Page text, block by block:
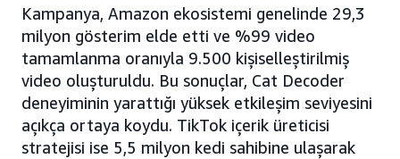
Kampanya, Amazon ekosistemi genelinde 29,3
milyon gösterim elde etti ve %99 video
tamamlanma oranıyla 9.500 kişiselleştirilmiş
video oluşturuldu. Bu sonuçlar, Cat Decoder
deneyiminin yarattığı yüksek etkileşim seviyesini
açıkça ortaya koydu. TikTok içerik üreticisi
stratejisi ise 5,5 milyon kedi sahibine ulaşarak